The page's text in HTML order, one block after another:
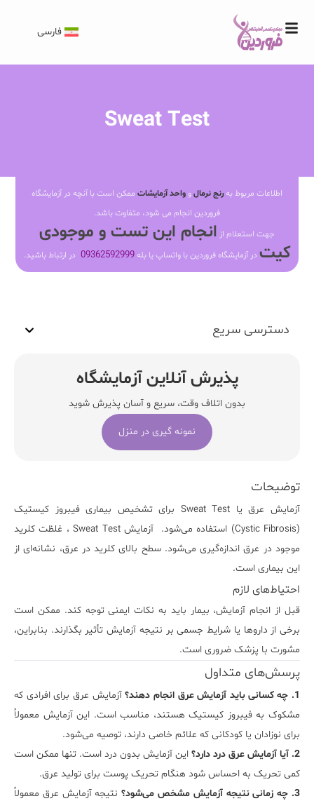
فارسی
Sweat Test
اطلاعات مربوط بهرنج نرمالو واحد آزمایشات ممکن است با آنچه در آزمایشگاه
فروردین انجام می شود، متفاوت باشد.
جهت استعلام از انجام این تست و موجودی
کیت در آزمایشگاه فروردین با واتساپ یا بله09362592999 در ارتباط باشید.
توضیحات
آزمایش عرقیا Sweat Test برای تشخیص بیماری فیبروز کیستیک
(Cystic Fibrosis) استفاده می‌شود. آزمایش Sweat Test ، غلظت کلرید
موجود در عرق اندازه‌گیری می‌شود. سطح بالای کلرید در عرق، نشانه‌ای از
این بیماری است.
احتیاط‌های لازم
قبل از انجام آزمایش، بیمار باید به نکات ایمنی توجه کند. ممکن است
برخی از داروها یا شرایط جسمی بر نتیجه آزمایش تأثیر بگذارند. بنابراین،
مشورت با پزشک ضروری است.
پرسش‌های متداول
1. چه کسانی باید آزمایش عرق انجام دهند؟
آزمایش عرق برای افرادی که
مشکوک به فیبروز کیستیک هستند، مناسب است. این آزمایش معمولاً
برای نوزادان یا کودکانی که علائم خاصی دارند، توصیه می‌شود.
2. آیا آزمایش عرق درد دارد؟
این آزمایش بدون درد است. تنها ممکن است
کمی تحریک به احساس شود هنگام تحریک پوست برای تولید عرق.
3. چه زمانی نتیجه آزمایش مشخص می‌شود؟
نتیجه آزمایش عرق معمولاً
دسترسی سریع
پذیرش آنلاین آزمایشگاه
بدون اتلاف وقت، سریع و آسان پذیرش شوید
نمونه گیری در منزل